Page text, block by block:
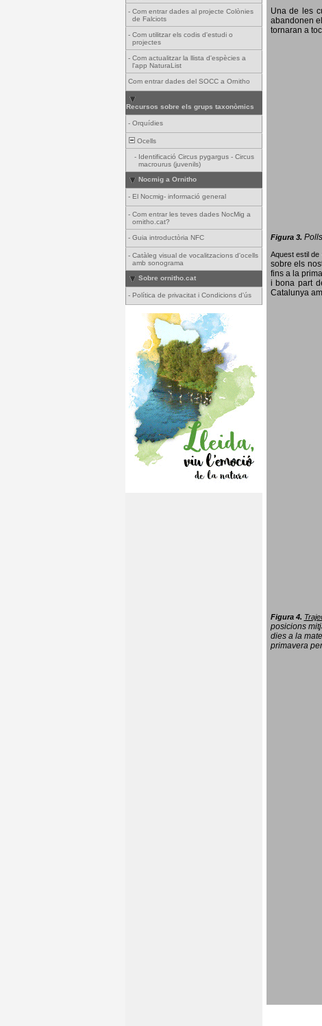
- Com entrar dades al projecte Colònies
de Falciots
- Com utilitzar els codis d'estudi o
projectes
- Com actualitzar la llista d'espècies a
l'app NaturaList
Com entrar dades del SOCC a Ornitho
Recursos sobre els grups taxonòmics
- Orquídies
Ocells
- Identificació Circus pygargus - Circus
macrourus (juvenils)
Nocmig a Ornitho
- El Nocmig- informació general
- Com entrar les teves dades NocMig a
ornitho.cat?
- Guia introductòria NFC
- Catàleg visual de vocalitzacions d'ocells
amb sonograma
Sobre ornitho.cat
- Política de privacitat i Condicions d'ús
Una de les
abandonen
tornaran a
Figura 3.
Aquest estil
sobre els
fins a la
i bona part
Catalunya
Figura 4.
posicions
dies a la
primavera